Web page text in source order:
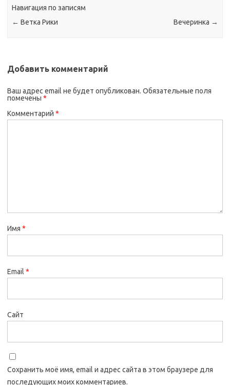
Навигация по записям
← Ветка Рики Вечеринка →
Добавить комментарий
Ваш адрес email не будет опубликован. Обязательные поля
помечены *
Комментарий *
Имя *
Email *
Сайт
Сохранить моё имя, email и адрес сайта в этом браузере для
последующих моих комментариев.